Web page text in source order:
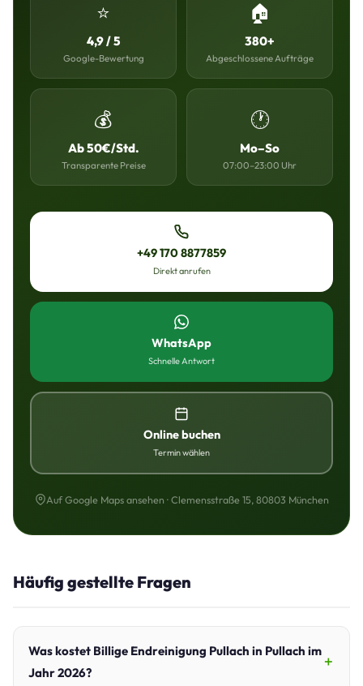
⭐
4,9 / 5
Google-Bewertung
🏠
380+
Abgeschlossene Aufträge
💰
Ab 50€/Std.
Transparente Preise
🕐
Mo–So
07:00–23:00 Uhr
+49 170 8877859
Direkt anrufen
WhatsApp
Schnelle Antwort
Online buchen
Termin wählen
Auf Google Maps ansehen · Clemensstraße 15, 80803 München
Häufig gestellte Fragen
Was kostet Billige Endreinigung Pullach in Pullach im
Jahr 2026?